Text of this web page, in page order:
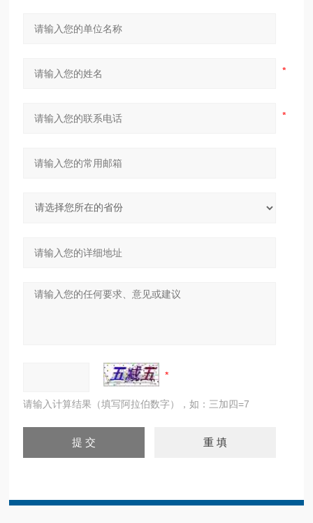
请输入计算结果（填写阿拉伯数字），如：三加四=7